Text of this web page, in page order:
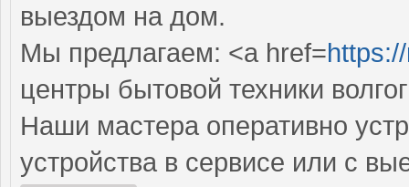
выездом на дом.
Мы предлагаем: <a href=
центры бытовой техники
Наши мастера оперативно
устройства в сервисе или с